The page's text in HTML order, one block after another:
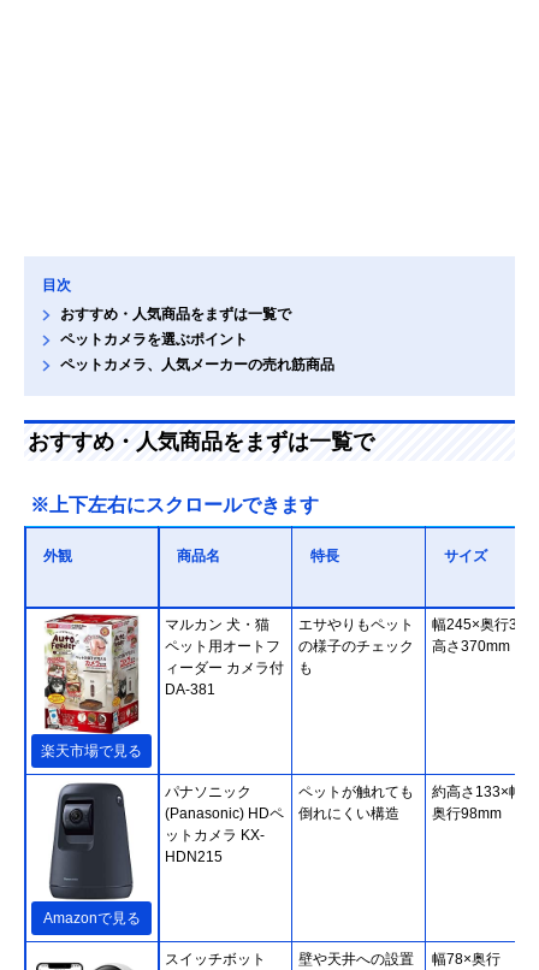
目次
おすすめ・人気商品をまずは一覧で
ペットカメラを選ぶポイント
ペットカメラ、人気メーカーの売れ筋商品
おすすめ・人気商品をまずは一覧で
※上下左右にスクロールできます
外観 商品名 特長 サイズ
楽天市場で見る
マルカン 犬・猫
ペット用オートフ
ィーダー カメラ付
DA-381
エサやりもペット
の様子のチェック
も
幅245×奥行
高さ370mm
Amazonで見る
パナソニック
(Panasonic) HDペ
ットカメラ KX-
HDN215
ペットが触れても
倒れにくい構造
約高さ133×幅
奥行98mm
スイッチボット
壁や天井への設置
幅78×奥行